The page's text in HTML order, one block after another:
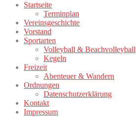
Startseite
Terminplan
Vereinsgeschichte
Vorstand
Sportarten
Volleyball & Beachvolleyball
Kegeln
Freizeit
Abenteuer & Wandern
Ordnungen
Datenschutzerklärung
Kontakt
Impressum